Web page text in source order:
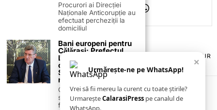
TERMENI ȘI CONDIȚII
POLITICA DE ANULARE & RETUR
PUBLICITATE ONLINE & TIPĂRITĂ
CONTACT
ZIARUL ANUNȚUL CĂLĂRĂȘEAN
×
Urmărește-ne pe WhatsApp!
Vrei să fii mereu la curent cu toate știrile?
UrmareșteCalarasiPress pe canalul de
WhatsApp.
Procurori ai Direcției
Naționale Anticorupție au
efectuat percheziții la
domiciliul
Bani europeni pentru
Călărași: Prefectul
Laurențiu State anunță
colaborarea cu ADR
Sud-Muntenia pentru
noi finanțări
Călărașul se pregătește
să intre pe harta
finanțărilor europene, cu